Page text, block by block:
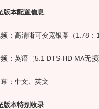
版本配置信息
高清晰可变宽银幕（1.78：1
英语（5.1 DTS-HD MA无损
：中文、英文
版本特别收录